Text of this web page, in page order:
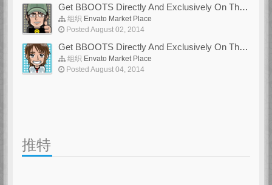
Get BBOOTS Directly And Exclusively On ThemeForest
组织 Envato Market Place
Posted August 02, 2014
Get BBOOTS Directly And Exclusively On ThemeForest
组织 Envato Market Place
Posted August 04, 2014
推特